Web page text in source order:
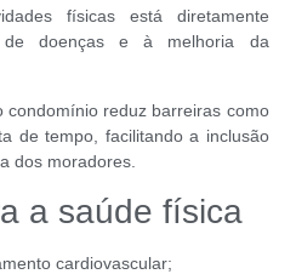
físicas está diretamente
de doenças e à melhoria da
condomínio reduz barreiras como
de tempo, facilitando a inclusão
dos moradores.
a saúde física
cardiovascular;